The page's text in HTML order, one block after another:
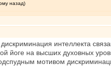
назад)
интеллекта
йоге на высших духовных
мотивом